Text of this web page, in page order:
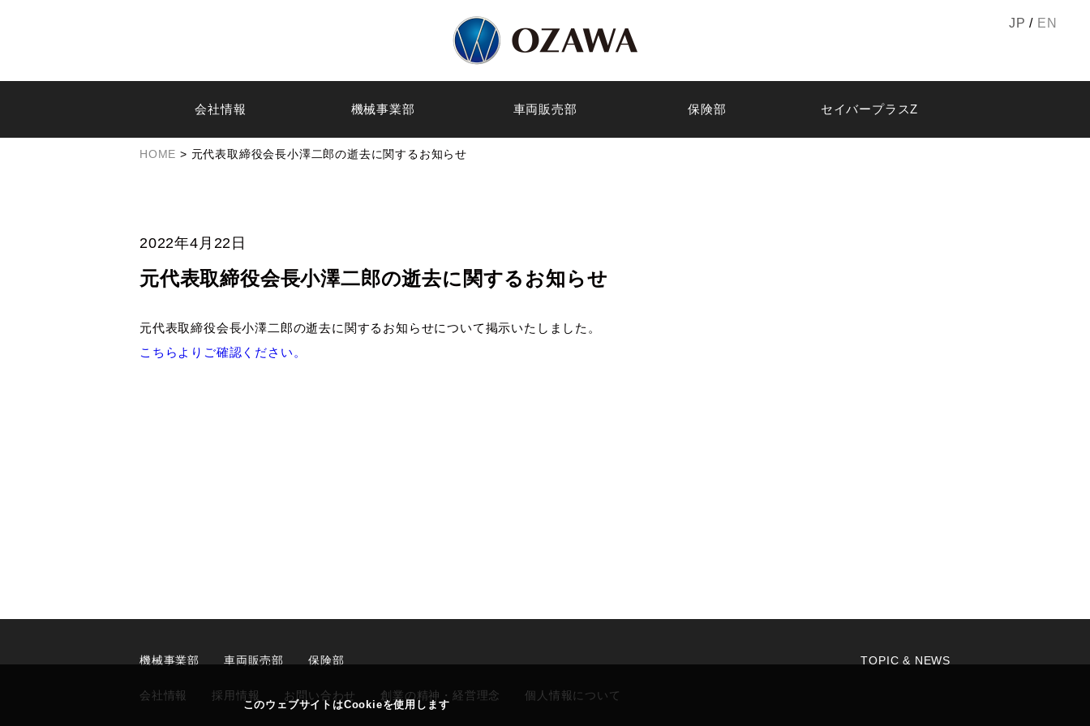
JP / EN
会社情報 機械事業部 車両販売部 保険部 セイバープラスZ
HOME > 元代表取締役会長小澤二郎の逝去に関するお知らせ
2022年4月22日
元代表取締役会長小澤二郎の逝去に関するお知らせ
元代表取締役会長小澤二郎の逝去に関するお知らせについて掲示いたしました。
こちらよりご確認ください。
このウェブサイトはCookieを使用します
機械事業部 車両販売部 保険部 TOPIC & NEWS
会社情報 採用情報 お問い合わせ 創業の精神・経営理念 個人情報について